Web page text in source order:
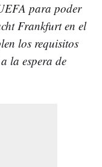
para poder
Frankfurt en el
los requisitos
la espera de